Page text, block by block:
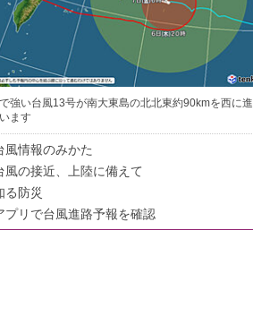
強い台風13号が南大東島の北北東約90kmを西に進
ます
風情報のみかた
風の接近、上陸に備えて
る防災
プリで台風進路予報を確認